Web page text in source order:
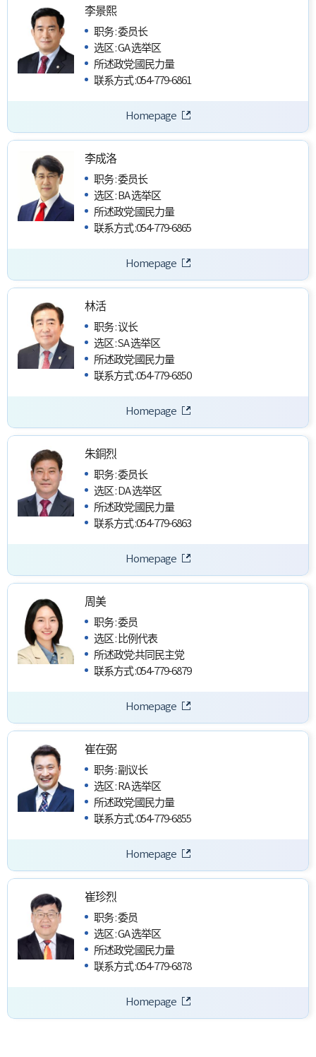
李景熙
职务:委员长
选区 :GA 选举区
所述政党:國民力量
联系方式:054-779-6861
Homepage
李成洛
职务:委员长
选区 : BA 选举区
所述政党:國民力量
联系方式:054-779-6865
Homepage
林活
职务:议长
选区 :SA 选举区
所述政党:國民力量
联系方式:054-779-6850
Homepage
朱銅烈
职务:委员长
选区 : DA 选举区
所述政党:國民力量
联系方式:054-779-6863
Homepage
周美
职务:委员
选区 : 比例代表
所述政党:共同民主党
联系方式:054-779-6879
Homepage
崔在弼
职务:副议长
选区 : RA 选举区
所述政党:國民力量
联系方式:054-779-6855
Homepage
崔珍烈
职务:委员
选区 :GA 选举区
所述政党:國民力量
联系方式:054-779-6878
Homepage